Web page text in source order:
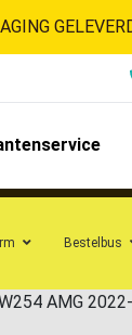
Bestelbus
AMG